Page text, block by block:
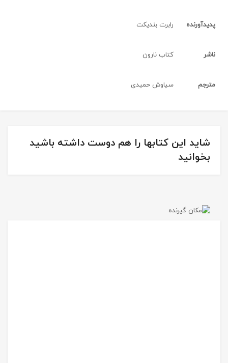
پدیدآورنده رابرت بندیکت
ناشر کتاب نارون
مترجم سیاوش حمیدی
شاید این کتابها را هم دوست داشته باشید
بخوانید